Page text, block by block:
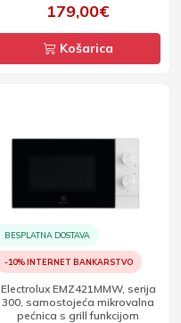
179,00€
Košarica
BESPLATNA DOSTAVA
-10% INTERNET BANKARSTVO
Electrolux EMZ421MMW, serija
300, samostojeća mikrovalna
pećnica s grill funkcijom